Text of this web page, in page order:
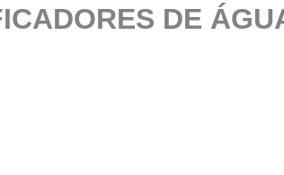
DE